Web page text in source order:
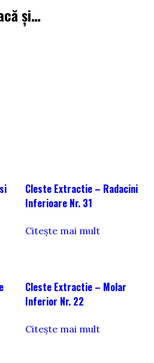
și…
Cleste Extractie – Radacini
Inferioare Nr. 31
Citește mai mult
Cleste Extractie – Molar
Inferior Nr. 22
Citește mai mult